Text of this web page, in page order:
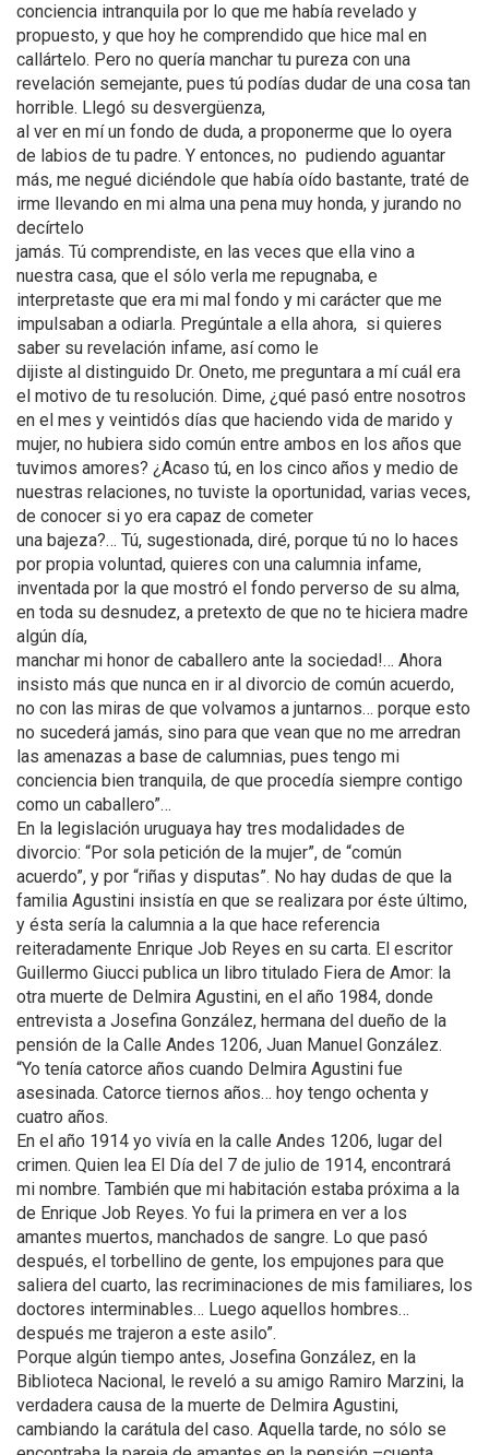
conciencia intranquila por lo que me había revelado y
propuesto, y que hoy he comprendido que hice mal en
callártelo. Pero no quería manchar tu pureza con una
revelación semejante, pues tú podías dudar de una cosa tan
horrible. Llegó su desvergüenza,
al ver en mí un fondo de duda, a proponerme que lo oyera
de labios de tu padre. Y entonces, no pudiendo aguantar
más, me negué diciéndole que había oído bastante, traté de
irme llevando en mi alma una pena muy honda, y jurando no
decírtelo
jamás. Tú comprendiste, en las veces que ella vino a
nuestra casa, que el sólo verla me repugnaba, e
interpretaste que era mi mal fondo y mi carácter que me
impulsaban a odiarla. Pregúntale a ella ahora, si quieres
saber su revelación infame, así como le
dijiste al distinguido Dr. Oneto, me preguntara a mí cuál era
el motivo de tu resolución. Dime, ¿qué pasó entre nosotros
en el mes y veintidós días que haciendo vida de marido y
mujer, no hubiera sido común entre ambos en los años que
tuvimos amores? ¿Acaso tú, en los cinco años y medio de
nuestras relaciones, no tuviste la oportunidad, varias veces,
de conocer si yo era capaz de cometer
una bajeza?… Tú, sugestionada, diré, porque tú no lo haces
por propia voluntad, quieres con una calumnia infame,
inventada por la que mostró el fondo perverso de su alma,
en toda su desnudez, a pretexto de que no te hiciera madre
algún día,
manchar mi honor de caballero ante la sociedad!… Ahora
insisto más que nunca en ir al divorcio de común acuerdo,
no con las miras de que volvamos a juntarnos… porque esto
no sucederá jamás, sino para que vean que no me arredran
las amenazas a base de calumnias, pues tengo mi
conciencia bien tranquila, de que procedía siempre contigo
como un caballero”…
En la legislación uruguaya hay tres modalidades de
divorcio: “Por sola petición de la mujer”, de “común
acuerdo”, y por “riñas y disputas”. No hay dudas de que la
familia Agustini insistía en que se realizara por éste último,
y ésta sería la calumnia a la que hace referencia
reiteradamente Enrique Job Reyes en su carta. El escritor
Guillermo Giucci publica un libro titulado Fiera de Amor: la
otra muerte de Delmira Agustini, en el año 1984, donde
entrevista a Josefina González, hermana del dueño de la
pensión de la Calle Andes 1206, Juan Manuel González.
“Yo tenía catorce años cuando Delmira Agustini fue
asesinada. Catorce tiernos años… hoy tengo ochenta y
cuatro años.
En el año 1914 yo vivía en la calle Andes 1206, lugar del
crimen. Quien lea El Día del 7 de julio de 1914, encontrará
mi nombre. También que mi habitación estaba próxima a la
de Enrique Job Reyes. Yo fui la primera en ver a los
amantes muertos, manchados de sangre. Lo que pasó
después, el torbellino de gente, los empujones para que
saliera del cuarto, las recriminaciones de mis familiares, los
doctores interminables… Luego aquellos hombres…
después me trajeron a este asilo”.
Porque algún tiempo antes, Josefina González, en la
Biblioteca Nacional, le reveló a su amigo Ramiro Marzini, la
verdadera causa de la muerte de Delmira Agustini,
cambiando la carátula del caso. Aquella tarde, no sólo se